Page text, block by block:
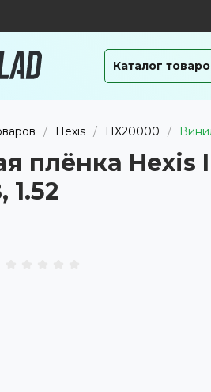
Каталог
/ Hexis / HX20000 /
плёнка Hexis
1.52